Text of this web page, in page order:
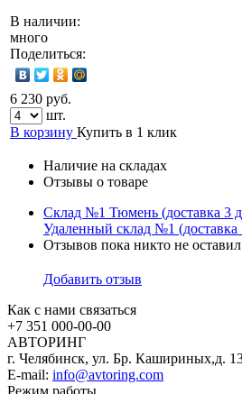
В наличии:
много
Поделиться:
6 230 руб.
шт.
В корзину Купить в 1 клик
Наличие на складах
Отзывы о товаре
Склад №1 Тюмень (доставка 3
Удаленный склад №1 (доставка
Отзывов пока никто не
Добавить отзыв
Как с нами связаться
+7 351 000-00-00
АВТОРИНГ
г. Челябинск, ул. Бр. Кашириных,д.
E-mail: info@avtoring.com
Режим работы